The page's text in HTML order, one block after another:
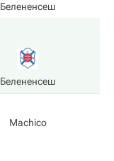
Белененсеш
Белененсеш
Machico